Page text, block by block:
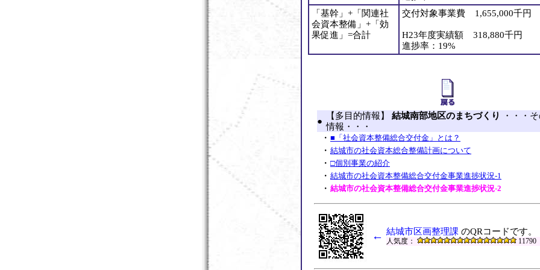
「基幹」+「関連社
会資本整備」+「効
果促進」=合計
交付対象事業費 1,655,000千円
H23年度実績額 318,880千円
進捗率：19%
●
【多目的情報】 結城南部地区のまちづくり
・・・
情報・・・
・ ■「社会資本整備総合交付金」とは？
・ 結城市の社会資本総合整備計画について
・ □個別事業の紹介
・ 結城市の社会資本整備総合交付金事業進捗状況-1
・ 結城市の社会資本整備総合交付金事業進捗状況-2
← 結城市区画整理課 のQRコードです。
人気度： 11790